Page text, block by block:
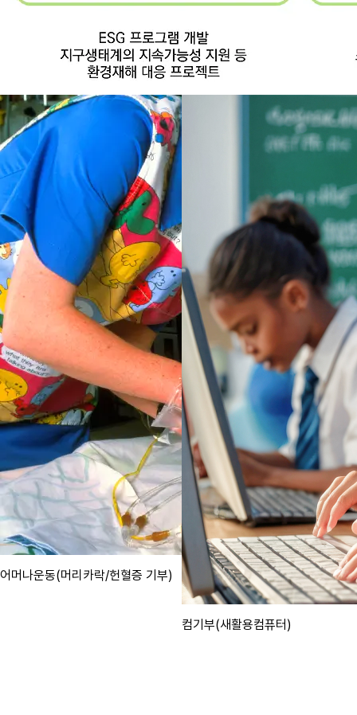
어머나운동(머리카락/헌혈증 기부)
컴기부(새활용컴퓨터)